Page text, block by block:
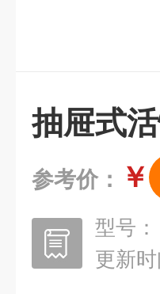
抽屉式
参考价： ￥
型号：
更新时